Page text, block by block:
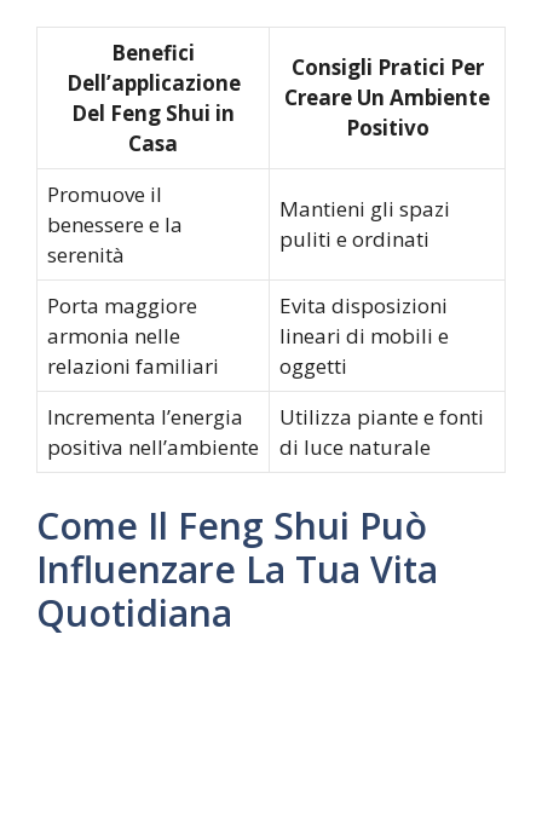
Benefici
Dell’applicazione
Del Feng Shui in
Casa
Consigli Pratici Per
Creare Un Ambiente
Positivo
Promuove il
benessere e la
serenità
Mantieni gli spazi
puliti e ordinati
Porta maggiore
armonia nelle
relazioni familiari
Evita disposizioni
lineari di mobili e
oggetti
Incrementa l’energia
positiva nell’ambiente
Utilizza piante e fonti
di luce naturale
Come Il Feng Shui Può
Influenzare La Tua Vita
Quotidiana